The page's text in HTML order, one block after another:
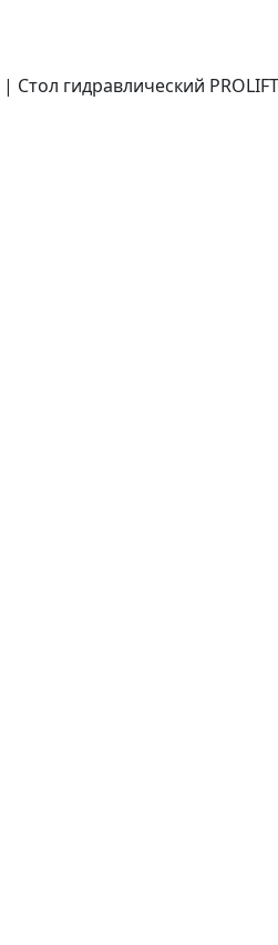
| Стол гидравлический